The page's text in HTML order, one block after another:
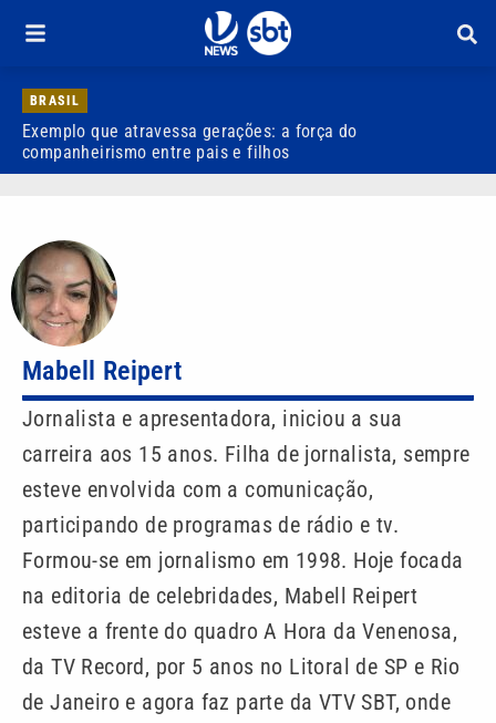
BRASIL
Exemplo que atravessa gerações: a força do
companheirismo entre pais e filhos
Mabell Reipert
Jornalista e apresentadora, iniciou a sua
carreira aos 15 anos. Filha de jornalista, sempre
esteve envolvida com a comunicação,
participando de programas de rádio e tv.
Formou-se em jornalismo em 1998. Hoje focada
na editoria de celebridades, Mabell Reipert
esteve a frente do quadro A Hora da Venenosa,
da TV Record, por 5 anos no Litoral de SP e Rio
de Janeiro e agora faz parte da VTV SBT, onde